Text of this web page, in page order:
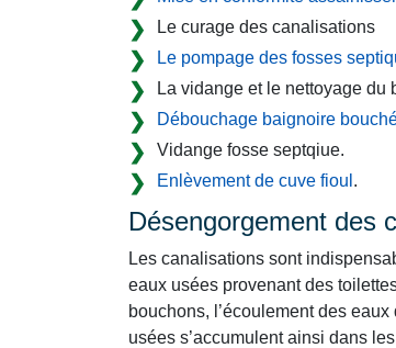
Le curage des canalisations
Le pompage des fosses
La vidange et le nettoyage du
Débouchage baignoire
Vidange fosse septqiue.
Enlèvement de cuve fioul .
Désengorgement des
Les canalisations sont
eaux usées provenant des
bouchons, l’écoulement des
usées s’accumulent ainsi dans